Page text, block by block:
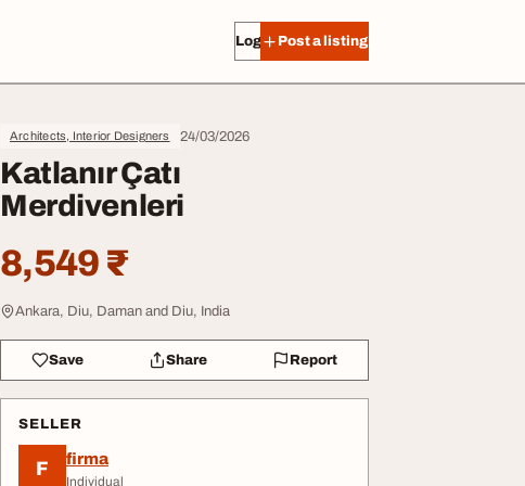
Log in Post a listing
Architects, Interior Designers 24/03/2026
Katlanır Çatı
Merdivenleri
8,549 ₹
Ankara, Diu, Daman and Diu, India
Save Share Report
SELLER
F firma
Individual